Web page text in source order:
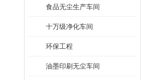
食品无尘生产车间
十万级净化车间
环保工程
油墨印刷无尘车间